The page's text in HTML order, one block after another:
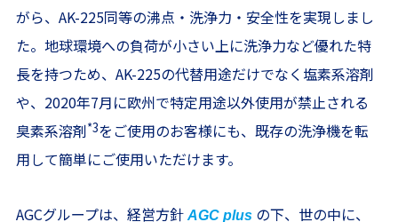
がら、AK-225同等の沸点・洗浄力・安全性を実現しまし
た。地球環境への負荷が小さい上に洗浄力など優れた特
長を持つため、AK-225の代替用途だけでなく塩素系溶剤
や、2020年7月に欧州で特定用途以外使用が禁止される
臭素系溶剤*3をご使用のお客様にも、既存の洗浄機を転
用して簡単にご使用いただけます。
AGCグループは、経営方針 AGC plusの下、世の中に、